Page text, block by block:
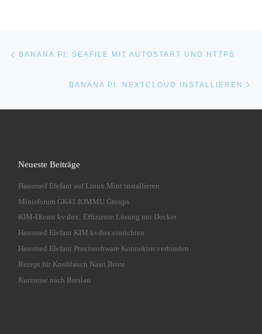
Beitragsnavigation
BANANA PI: SEAFILE MIT AUTOSTART UND HTTPS
BANANA PI: NEXTCLOUD INSTALLIEREN
Neueste Beiträge
Hasomed Elefant auf Linux Mint installieren
Minisforum GK41 IOMMU Groups
KIM-Dienst kv.dox: Effiziente Lösung mit Docker
Hasomed Elefant KIM kvdox einrichten
Hasomed Elefant Praxissoftware Konnektor verbinden
Rezept für Knoblauch Naan Brote
Kurzreise nach Breslau